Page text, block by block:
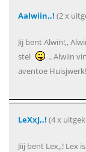
Aalwiin,,! (2 x
Jij bent Alwin!,,
stel
.. Alwiin
aventoe Huisjwerk!
LeXxJ,,! (4 x
Jiij bent Lex,,! Lex